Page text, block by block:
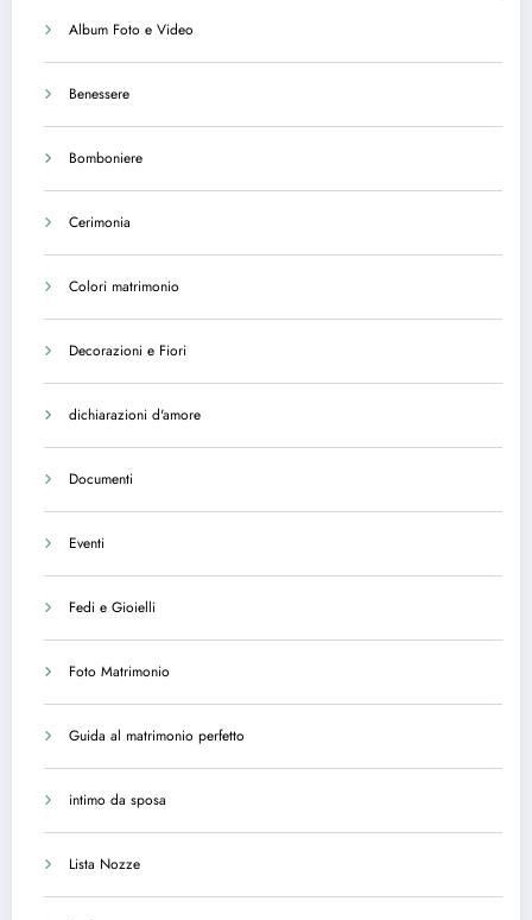
Album Foto e Video
Benessere
Bomboniere
Cerimonia
Colori matrimonio
Decorazioni e Fiori
dichiarazioni d'amore
Documenti
Eventi
Fedi e Gioielli
Foto Matrimonio
Guida al matrimonio perfetto
intimo da sposa
Lista Nozze